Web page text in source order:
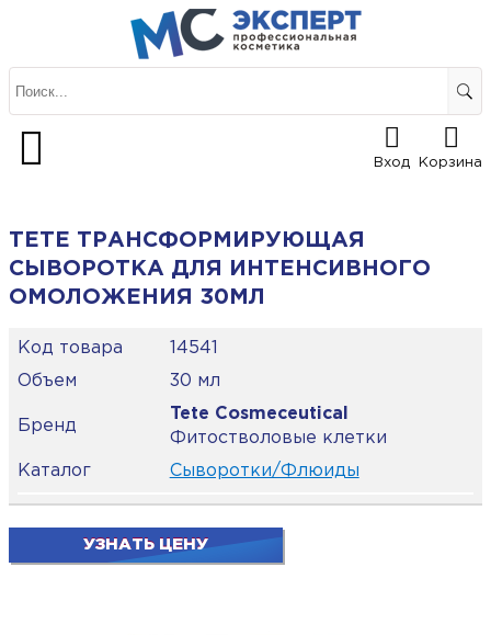
Вход Корзина
TETE ТРАНСФОРМИРУЮЩАЯ
СЫВОРОТКА ДЛЯ ИНТЕНСИВНОГО
ОМОЛОЖЕНИЯ 30МЛ
Код товара
14541
Объем
30 мл
Бренд
Tete Cosmeceutical
Фитостволовые клетки
Каталог
Сыворотки/Флюиды
УЗНАТЬ ЦЕНУ